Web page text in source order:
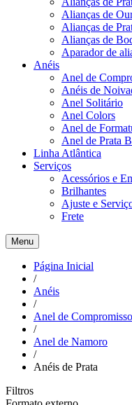
Alianças de
Alianças de
Alianças de
Aparador de
Anéis
Anel de
Anéis de
Anel Solitário
Anel Colors
Anel de
Anel de Prata
Linha Atlântica
Serviços
Acessórios e
Brilhantes
Ajuste e
Frete
Menu
Página Inicial
/
Anéis
/
Anel de Compromisso
/
Anel de Namoro
/
Anéis de Prata
Filtros